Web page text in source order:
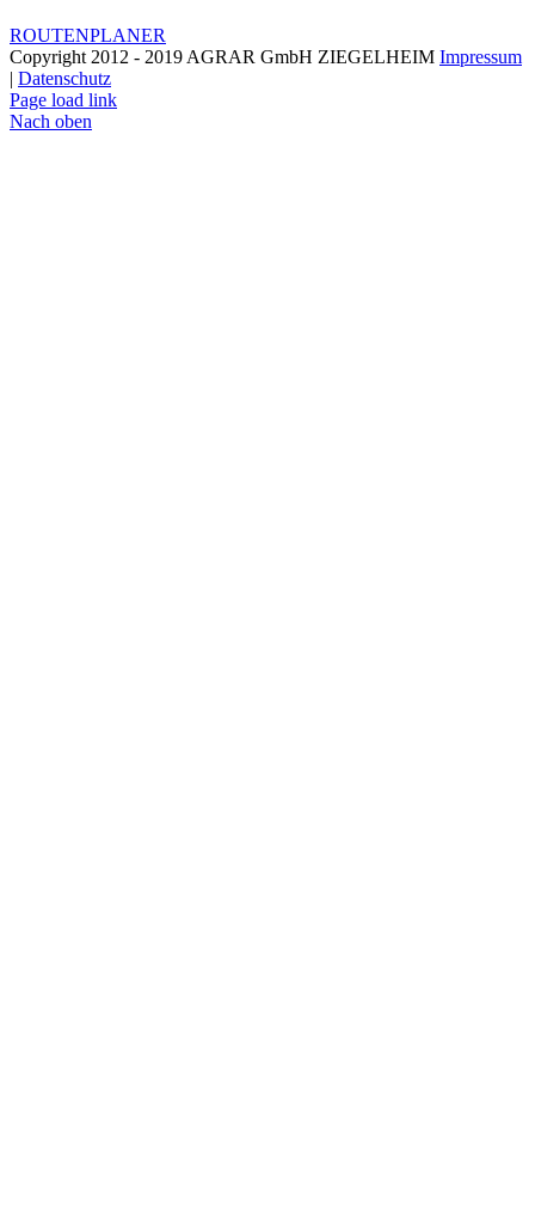
ROUTENPLANER
Copyright 2012 - 2019 AGRAR GmbH ZIEGELHEIM Impressum
| Datenschutz
Page load link
Nach oben